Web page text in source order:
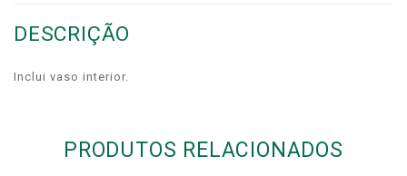
DESCRIÇÃO
Inclui vaso interior.
PRODUTOS RELACIONADOS